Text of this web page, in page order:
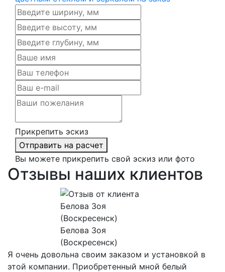
Прикрепить эскиз
Отправить на расчет
Вы можете прикрепить свой эскиз или фото
Отзывы наших клиентов
Белова Зоя
(Воскресенск)
Я очень довольна своим заказом и установкой в
этой компании. Приобретенный мной белый